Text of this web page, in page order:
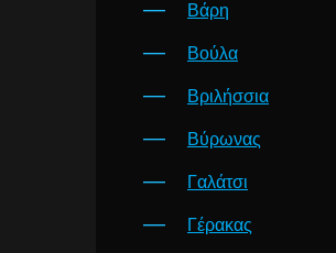
Βάρη
Βούλα
Βριλήσσια
Βύρωνας
Γαλάτσι
Γέρακας